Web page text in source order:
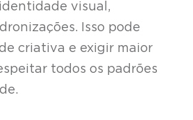
visual,
Isso pode
criativa e exigir maior
todos os padrões